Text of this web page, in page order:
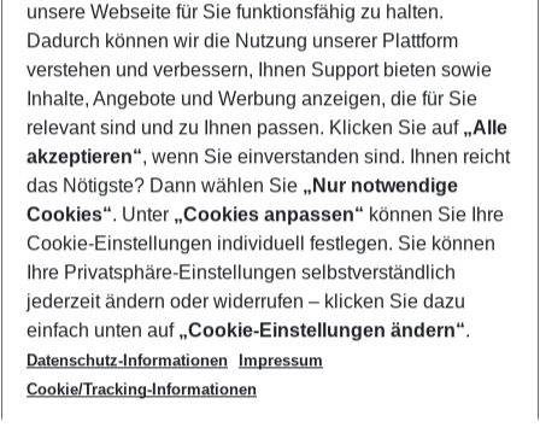
Mehr Filter anzeigen
Footer
Footer navigation
Über uns
AGB
Cookie-Einstellungen ändern
Cookie-Richtlinie
Datenschutz
Service & Hilfe
Barrierefreies Reisen
Check-in
Folgen Sie uns
unsere Webseite für Sie funktionsfähig zu halten.
Dadurch können wir die Nutzung unserer Plattform
verstehen und verbessern, Ihnen Support bieten sowie
Inhalte, Angebote und Werbung anzeigen, die für Sie
relevant sind und zu Ihnen passen. Klicken Sie auf „Alle
akzeptieren“, wenn Sie einverstanden sind. Ihnen reicht
das Nötigste? Dann wählen Sie „Nur notwendige
Cookies“. Unter „Cookies anpassen“ können Sie Ihre
Cookie-Einstellungen individuell festlegen. Sie können
Ihre Privatsphäre-Einstellungen selbstverständlich
jederzeit ändern oder widerrufen – klicken Sie dazu
einfach unten auf „Cookie-Einstellungen ändern“.
Datenschutz-Informationen
Impressum
Cookie/Tracking-Informationen